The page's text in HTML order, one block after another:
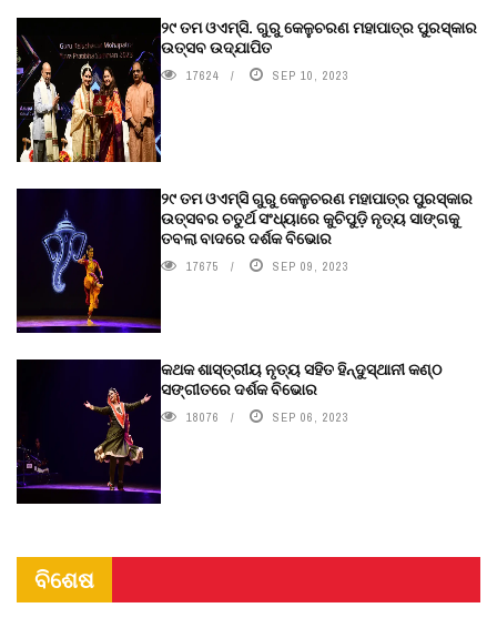
୨୯ ତମ ଓଏମ୍‌ସି. ଗୁରୁ କେଳୁଚରଣ ମହାପାତ୍ର ପୁରସ୍କାର
ଉତ୍ସବ ଉଦ୍‍ଯାପିତ
17624 SEP 10, 2023
୨୯ ତମ ଓଏମ୍‌ସି ଗୁରୁ କେଳୁଚରଣ ମହାପାତ୍ର ପୁରସ୍କାର
ଉତ୍ସବର ଚତୁର୍ଥ ସଂଧ୍ୟାରେ କୁଚିପୁଡ଼ି ନୃତ୍ୟ ସାଙ୍ଗକୁ
ତବଲା ବାଦରେ ଦର୍ଶକ ବିଭୋର
17675 SEP 09, 2023
କଥକ ଶାସ୍ତ୍ରୀୟ ନୃତ୍ୟ ସହିତ ହିନ୍ଦୁସ୍ଥାନୀ କଣ୍ଠ
ସଙ୍ଗୀତରେ ଦର୍ଶକ ବିଭୋର
18076 SEP 06, 2023
ବିଶେଷ